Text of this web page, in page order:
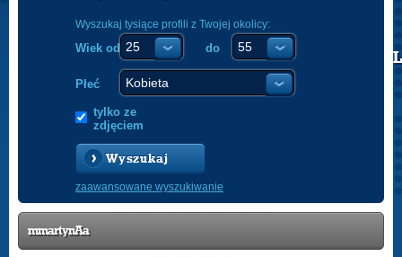
POLISH
Wyszukaj tysiące profili z Twojej okolicy:
Wiek od do
Płeć
tylko ze
zdjęciem
Wyszukaj
zaawansowane wyszukiwanie
mmartynAa